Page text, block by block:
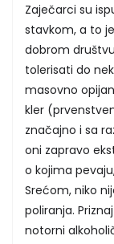
Zaječarci su
stavkom, a to
dobrom
tolerisati do
masovno
kler
značajno i sa
oni zapravo
o kojima
Srećom, niko
poliranja.
notorni